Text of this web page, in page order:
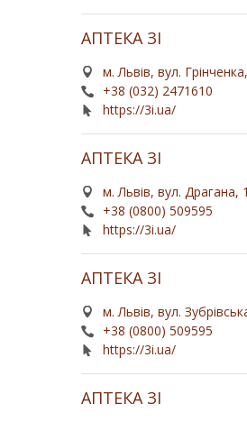
АПТЕКА ЗІ
м. Львів, вул.
+38 (032) 2471610
https://3i.ua/
АПТЕКА ЗІ
м. Львів, вул. Драгана,
+38 (0800) 509595
https://3i.ua/
АПТЕКА ЗІ
м. Львів, вул.
+38 (0800) 509595
https://3i.ua/
АПТЕКА ЗІ